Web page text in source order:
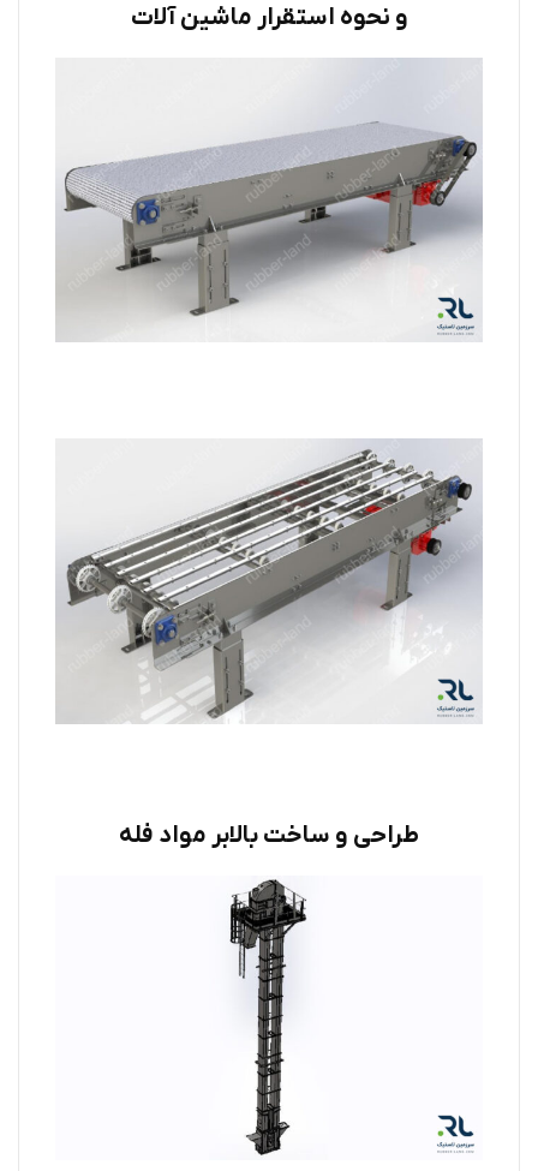
و نحوه استقرار ماشین آلات
طراحی و ساخت بالابر مواد فله